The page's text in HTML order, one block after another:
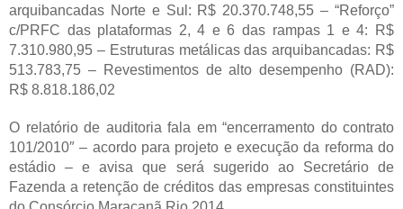
arquibancadas Norte e Sul: R$ 20.370.748,55 – “Reforço”
c/PRFC das plataformas 2, 4 e 6 das rampas 1 e 4: R$
7.310.980,95 – Estruturas metálicas das arquibancadas: R$
513.783,75 – Revestimentos de alto desempenho (RAD):
R$ 8.818.186,02
O relatório de auditoria fala em “encerramento do contrato
101/2010″ – acordo para projeto e execução da reforma do
estádio – e avisa que será sugerido ao Secretário de
Fazenda a retenção de créditos das empresas constituintes